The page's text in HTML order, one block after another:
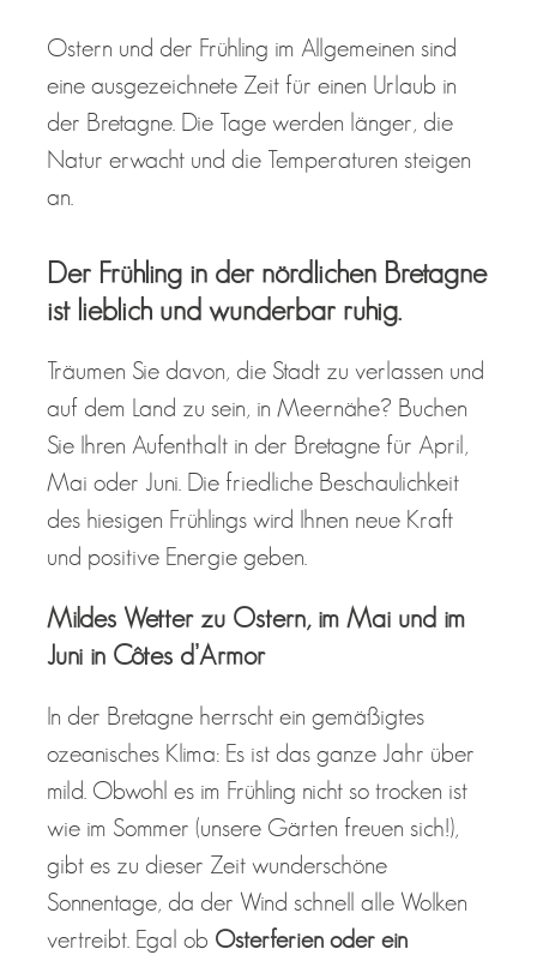
Ostern und der Frühling im Allgemeinen sind
eine ausgezeichnete Zeit für einen Urlaub in
der Bretagne. Die Tage werden länger, die
Natur erwacht und die Temperaturen steigen
an.
Der Frühling in der nördlichen Bretagne
ist lieblich und wunderbar ruhig.
Träumen Sie davon, die Stadt zu verlassen und
auf dem Land zu sein, in Meernähe? Buchen
Sie Ihren Aufenthalt in der Bretagne für April,
Mai oder Juni. Die friedliche Beschaulichkeit
des hiesigen Frühlings wird Ihnen neue Kraft
und positive Energie geben.
Mildes Wetter zu Ostern, im Mai und im
Juni in Côtes d’Armor
In der Bretagne herrscht ein gemäßigtes
ozeanisches Klima: Es ist das ganze Jahr über
mild. Obwohl es im Frühling nicht so trocken ist
wie im Sommer (unsere Gärten freuen sich!),
gibt es zu dieser Zeit wunderschöne
Sonnentage, da der Wind schnell alle Wolken
vertreibt. Egal ob Osterferien oder ein